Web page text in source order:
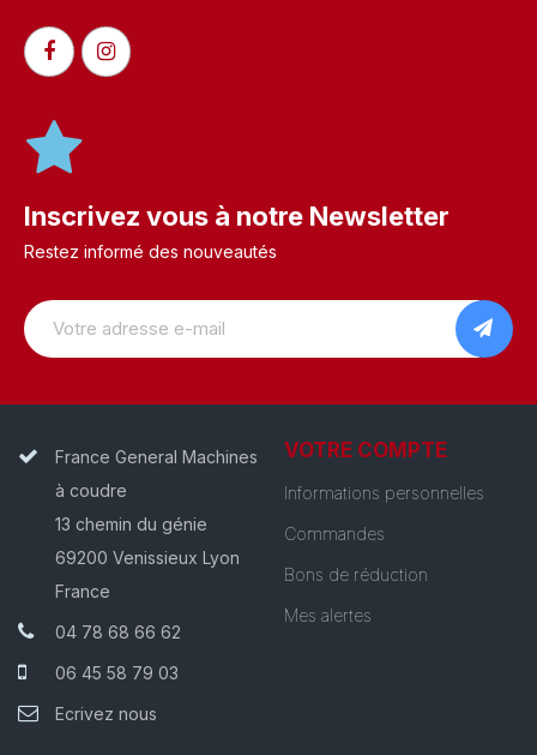
Inscrivez vous à notre Newsletter
Restez informé des nouveautés
France General Machines
à coudre
13 chemin du génie
69200 Venissieux Lyon
France
04 78 68 66 62
06 45 58 79 03
Ecrivez nous
VOTRE COMPTE
Informations personnelles
Commandes
Bons de réduction
Mes alertes